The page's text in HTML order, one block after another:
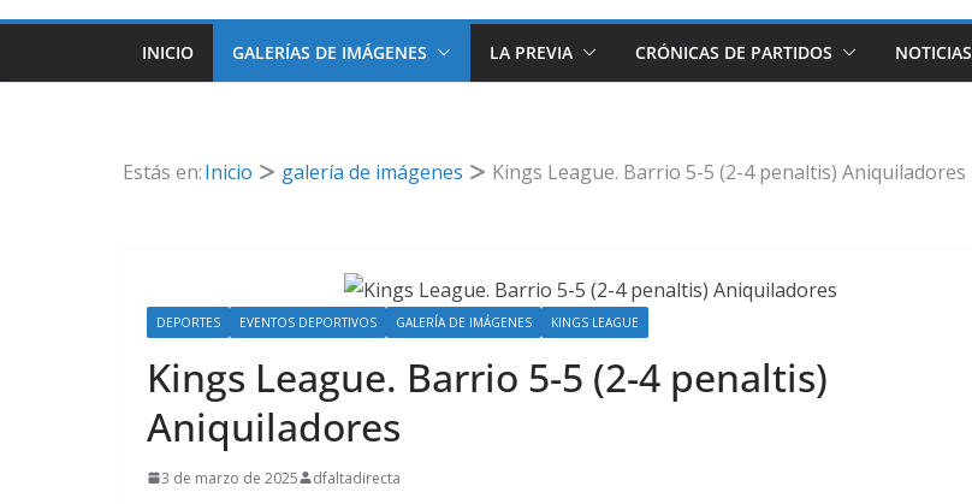
INICIO GALERÍAS DE IMÁGENES LA PREVIA CRÓNICAS DE PARTIDOS NOTICIAS
Estás en:Inicio galería de imágenes Kings League. Barrio 5-5 (2-4 penaltis) Aniquiladores
DEPORTES EVENTOS DEPORTIVOS GALERÍA DE IMÁGENES KINGS LEAGUE
Kings League. Barrio 5-5 (2-4 penaltis)
Aniquiladores
3 de marzo de 2025 dfaltadirecta